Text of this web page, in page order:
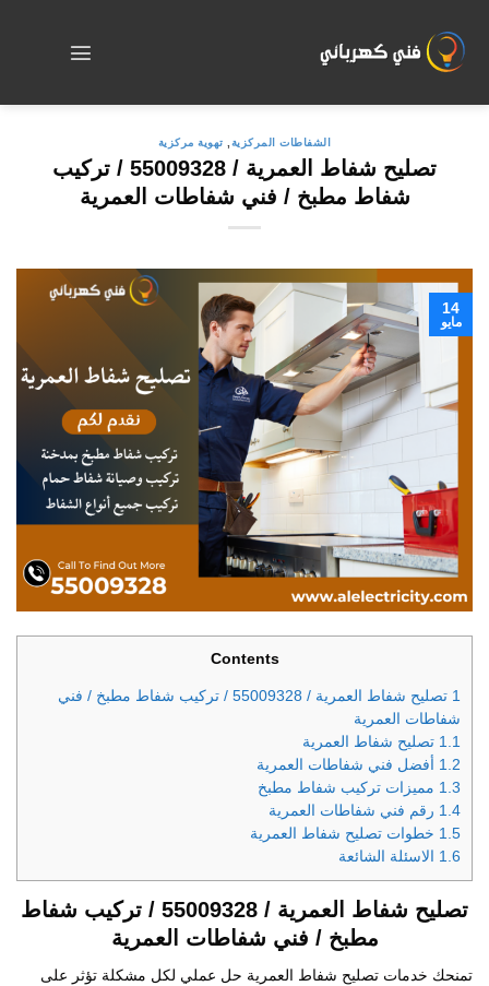
content
الشفاطات المركزية تهوية مركزية
تصليح شفاط العمرية / 55009328 / تركيب
شفاط مطبخ / فني شفاطات العمرية
14
مايو
Contents
1
تصليح شفاط العمرية / 55009328 / تركيب شفاط مطبخ / فني
شفاطات العمرية
1.1 تصليح شفاط العمرية
1.2 أفضل فني شفاطات العمرية
1.3 مميزات تركيب شفاط مطبخ
1.4 رقم فني شفاطات العمرية
1.5 خطوات تصليح شفاط العمرية
1.6 الاسئلة الشائعة
تصليح شفاط العمرية / 55009328 / تركيب شفاط
مطبخ / فني شفاطات العمرية
تمنحك خدمات تصليح شفاط العمرية حل عملي لكل مشكلة تؤثر على